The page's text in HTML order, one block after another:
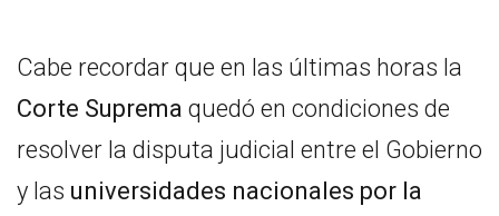
Cabe recordar que en las últimas horas la
Corte Suprema quedó en condiciones de
resolver la disputa judicial entre el Gobierno
y las universidades nacionales por la